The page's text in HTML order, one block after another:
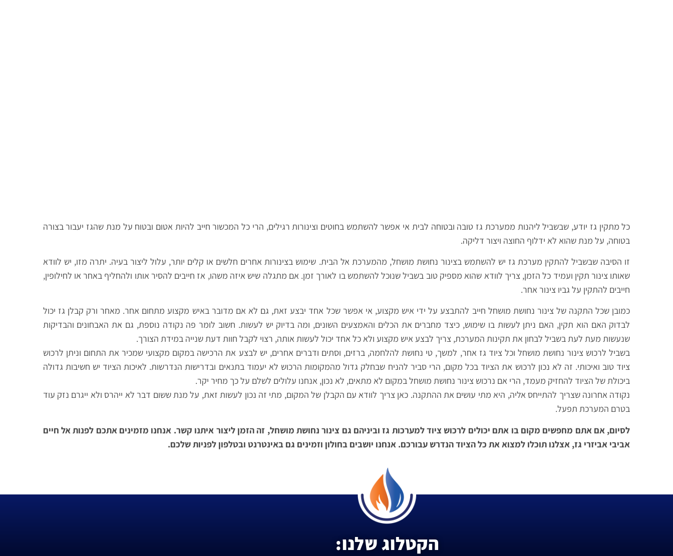
כל מתקין גז יודע, שבשביל ליהנות ממערכת גז טובה ובטוחה לבית אי אפשר להשתמש בחוטים וצינורות רגילים, הרי כל המכשור חייב להיות אטום ובטוח על מנת שהגז יעבור בצורה
בטוחה, על מנת שהוא לא ידלוף החוצה ויצור דליקה.
זו הסיבה שבשביל להתקין מערכת גז יש להשתמש בצינור נחושת מושחל, מהמערכת אל הבית. שימוש בצינורות אחרים חלשים או קלים יותר, עלול ליצור בעיה. יתרה מזו, יש לוודא
שאותו צינור תקין ועמיד כל הזמן, צריך לוודא שהוא מספיק טוב בשביל שנוכל להשתמש בו לאורך זמן. אם מתגלה שיש איזה משהו, אז חייבים להסיר אותו ולהחליף באחר או לחילופין,
חייבים להתקין על גביו צינור אחר.
כמובן שכל התקנה של צינור נחושת מושחל חייב להתבצע על ידי איש מקצוע, אי אפשר שכל אחד יבצע זאת, גם לא אם מדובר באיש מקצוע מתחום אחר. מאחר ורק קבלן גז יכול
לבדוק האם הוא תקין, האם ניתן לעשות בו שימוש, כיצד מחברים את הכלים והאמצעים השונים, ומה בדיוק יש לעשות. חשוב לומר פה נקודה נוספת, גם את האבחונים והבדיקות
שנעשות מעת לעת בשביל לבחון את תקינות המערכת, צריך לבצע איש מקצוע ולא כל אחד יכול לעשות אותה, רצוי לקבל חוות דעת שנייה במידת הצורך.
בשביל לרכוש צינור נחושת מושחל וכל ציוד גז אחר, למשך, טי נחושת להלחמה, ברזים, וסתים ודברים אחרים, יש לבצע את הרכישה במקום מקצועי שמכיר את התחום וניתן לרכוש
ציוד טוב ואיכותי. זה לא נכון לרכוש את הציוד בכל מקום, הרי סביר להניח שבחלק גדול מהמקומות הרכוש לא יעמוד בתנאים ובדרישות הנדרשות. לאיכות הציוד יש חשיבות גדולה
ביכולת של הציוד להחזיק מעמד, הרי אם נרכוש צינור נחושת מושחל במקום לא מתאים, לא נכון, אנחנו עלולים לשלם על כך מחיר יקר.
נקודה אחרונה שצריך להתייחס אליה, היא מתי עושים את ההתקנה. כאן צריך לוודא עם הקבלן של המקום, מתי זה נכון לעשות זאת, על מנת ששום דבר לא ייהרס ולא ייגרם נזק עוד
בטרם המערכת תפעל.
לסיום, אם אתם מחפשים מקום בו אתם יכולים לרכוש ציוד למערכות גז וביניהם גם צינור נחושת מושחל, זה הזמן ליצור איתנו קשר. אנחנו מזמינים אתכם לפנות אל חיים
אביבי אביזרי גז, אצלנו תוכלו למצוא את כל הציוד הנדרש עבורכם. אנחנו יושבים בחולון וזמינים גם באינטרנט ובטלפון לפניות שלכם.
הקטלוג שלנו: